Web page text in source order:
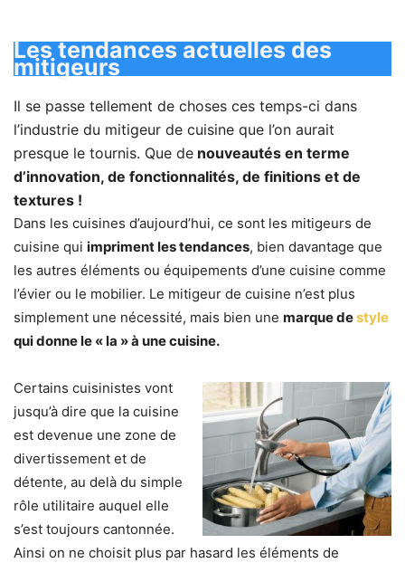
Les tendances actuelles des
mitigeurs
Il se passe tellement de choses ces temps-ci dans
l’industrie du mitigeur de cuisine que l’on aurait
presque le tournis. Que de nouveautés en terme
d’innovation, de fonctionnalités, de finitions et de
textures !
Dans les cuisines d’aujourd’hui, ce sont les mitigeurs de
cuisine qui impriment les tendances, bien davantage que
les autres éléments ou équipements d’une cuisine comme
l’évier ou le mobilier. Le mitigeur de cuisine n’est plus
simplement une nécessité, mais bien une marque destyle
qui donne le « la » à une cuisine.
Certains cuisinistes vont
jusqu’à dire que la cuisine
est devenue une zone de
divertissement et de
détente, au delà du simple
rôle utilitaire auquel elle
s’est toujours cantonnée.
Ainsi on ne choisit plus par hasard les éléments de